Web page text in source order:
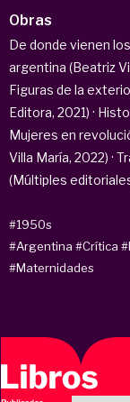
Obras
De donde vienen
argentina (Beatriz
Figuras de la
Editora, 2021) ·
Mujeres en
Villa María, 2022) ·
(Múltiples
#1950s
#Argentina #Crítica
#Maternidades